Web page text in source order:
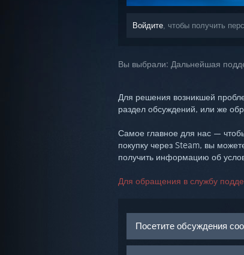
Войдите , чтобы получить
Вы выбрали: Дальнейшая
Для решения возникшей
раздел обсуждений, или же
Самое главное для нас —
покупку через Steam, вы
получить информацию об
Для обращения в службу
Посетите обсуждения